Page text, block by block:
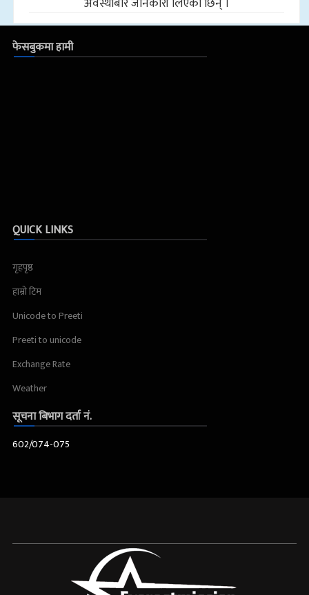
फेसबुकमा हामी
QUICK LINKS
गृहपृष्ठ
हाम्रो टिम
Unicode to Preeti
Preeti to unicode
Exchange Rate
Weather
सूचना बिभाग दर्ता नं.
602/074-075